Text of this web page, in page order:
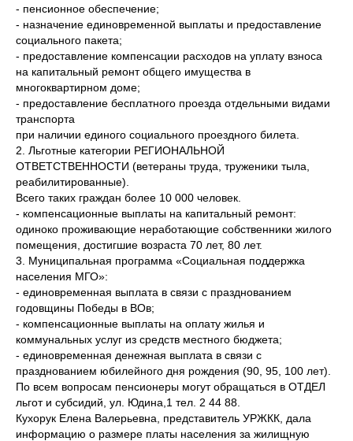
- пенсионное обеспечение;
- назначение единовременной выплаты и предоставление
социального пакета;
- предоставление компенсации расходов на уплату взноса
на капитальный ремонт общего имущества в
многоквартирном доме;
- предоставление бесплатного проезда отдельными видами
транспорта
при наличии единого социального проездного билета.
2. Льготные категории РЕГИОНАЛЬНОЙ
ОТВЕТСТВЕННОСТИ (ветераны труда, труженики тыла,
реабилитированные).
Всего таких граждан более 10 000 человек.
- компенсационные выплаты на капитальный ремонт:
одиноко проживающие неработающие собственники жилого
помещения, достигшие возраста 70 лет, 80 лет.
3. Муниципальная программа «Социальная поддержка
населения МГО»:
- единовременная выплата в связи с празднованием
годовщины Победы в ВОв;
- компенсационные выплаты на оплату жилья и
коммунальных услуг из средств местного бюджета;
- единовременная денежная выплата в связи с
празднованием юбилейного дня рождения (90, 95, 100 лет).
По всем вопросам пенсионеры могут обращаться в ОТДЕЛ
льгот и субсидий, ул. Юдина,1 тел. 2 44 88.
Кухорук Елена Валерьевна, представитель УРЖКК, дала
информацию о размере платы населения за жилищную